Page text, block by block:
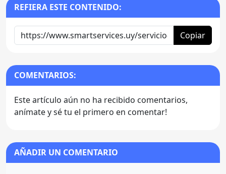
REFIERA ESTE CONTENIDO:
Copiar
COMENTARIOS:
Este artículo aún no ha recibido comentarios,
anímate y sé tu el primero en comentar!
AÑADIR UN COMENTARIO